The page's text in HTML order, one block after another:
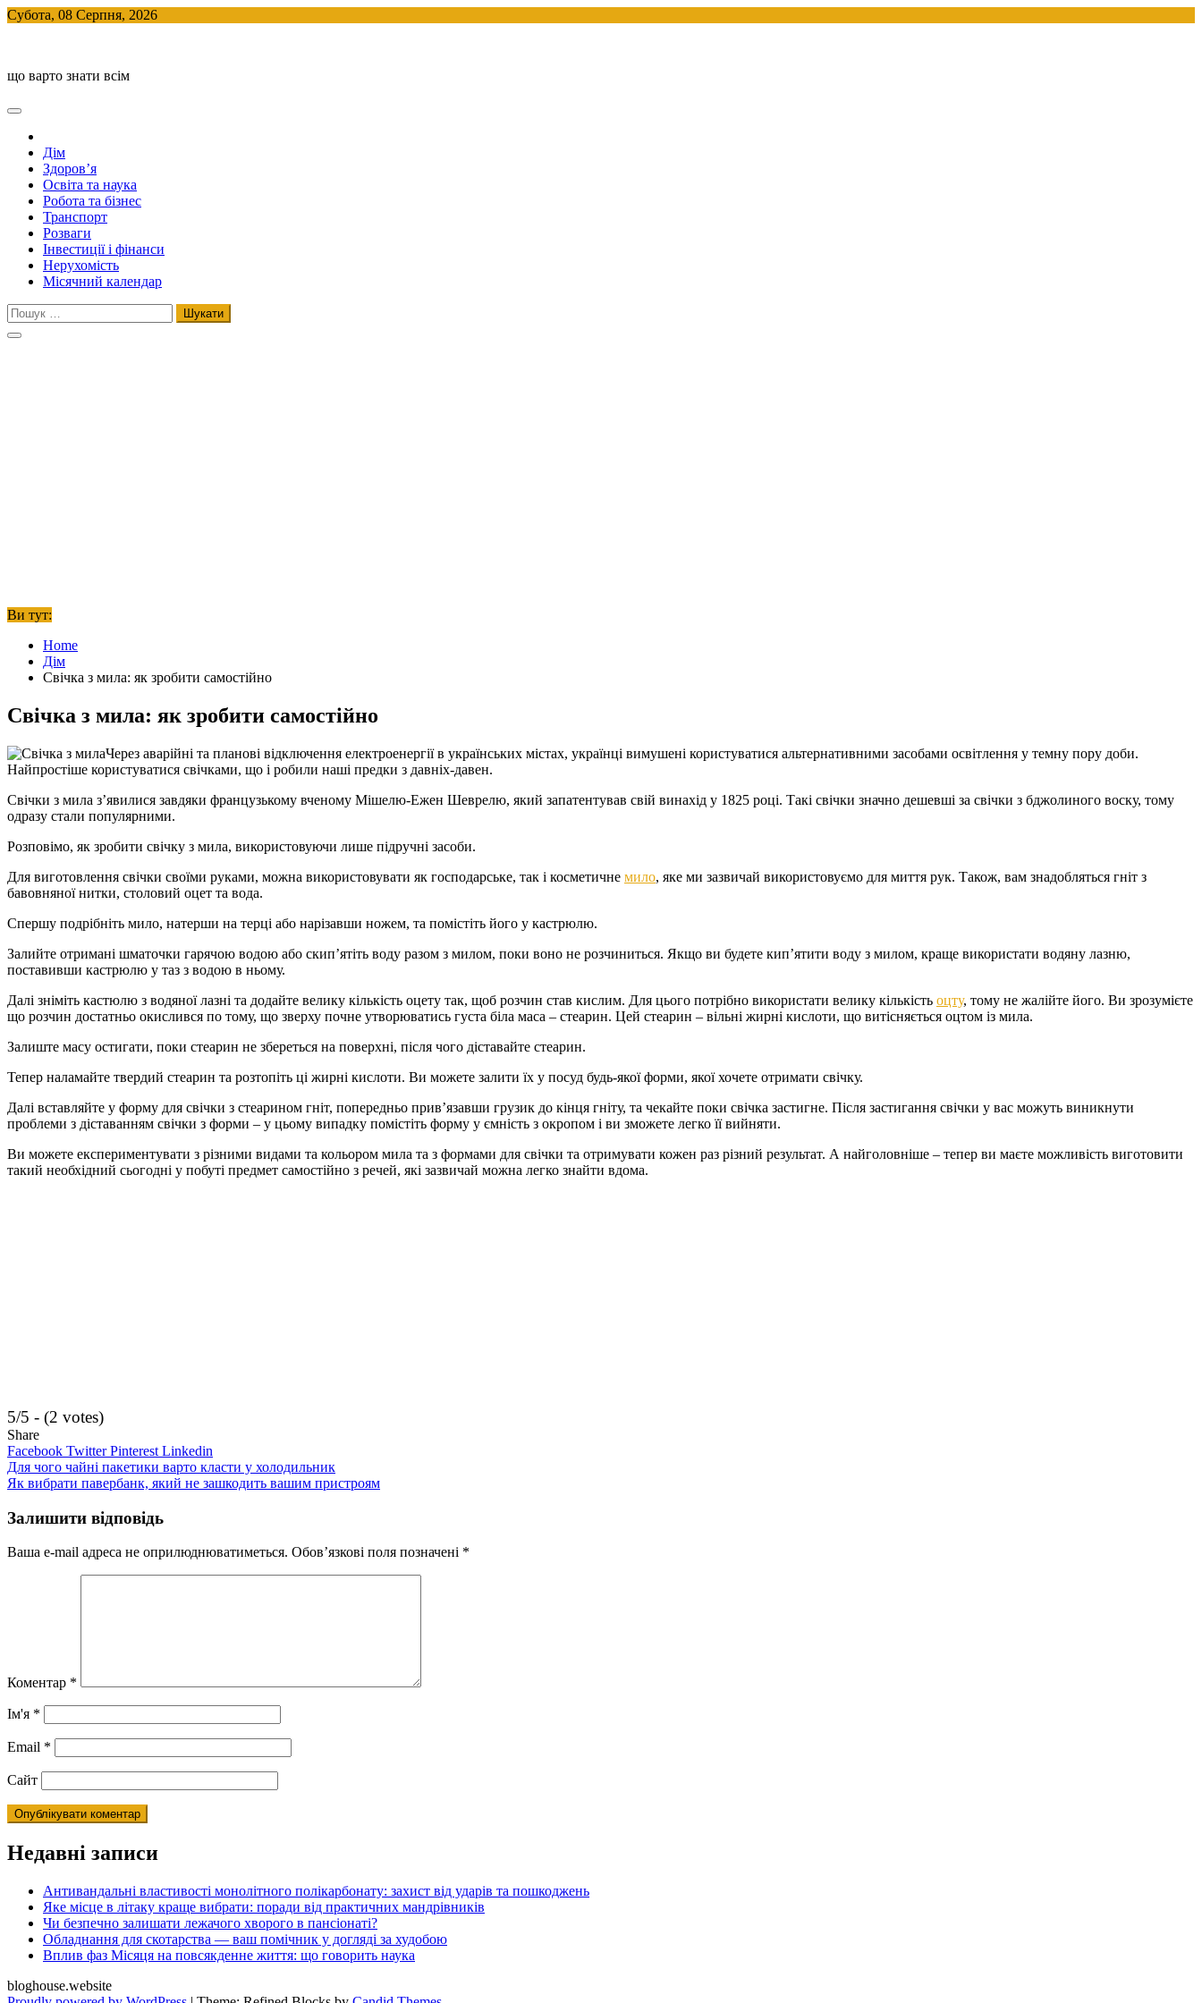
Skip
Субота, 08 Серпня, 2026
що варто знати всім
Дім
Здоров’я
Освіта та наука
Робота та бізнес
Транспорт
Розваги
Інвестиції і фінанси
Нерухомість
Місячний календар
Пошук:
Ви тут:
Home
Дім
Свічка з мила: як зробити самостійно
Свічка з мила: як зробити самостійно
Через аварійні та планові відключення електроенергії в українських містах, українці вимушені користуватися альтернативними засобами освітлення у темну пору доби.
Найпростіше користуватися свічками, що і робили наші предки з давніх-давен.
Свічки з мила з’явилися завдяки французькому вченому Мішелю-Ежен Шеврелю, який запатентував свій винахід у 1825 році. Такі свічки значно дешевші за свічки з бджолиного воску, тому
одразу стали популярними.
Розповімо, як зробити свічку з мила, використовуючи лише підручні засоби.
Для виготовлення свічки своїми руками, можна використовувати як господарське, так і косметичне мило, яке ми зазвичай використовуємо для миття рук. Також, вам знадобляться гніт з
бавовняної нитки, столовий оцет та вода.
Спершу подрібніть мило, натерши на терці або нарізавши ножем, та помістіть його у кастрюлю.
Залийте отримані шматочки гарячою водою або скип’ятіть воду разом з милом, поки воно не розчиниться. Якщо ви будете кип’ятити воду з милом, краще використати водяну лазню,
поставивши кастрюлю у таз з водою в ньому.
Далі зніміть кастюлю з водяної лазні та додайте велику кількість оцету так, щоб розчин став кислим. Для цього потрібно використати велику кількість оцту, тому не жалійте його. Ви зрозумієте
що розчин достатньо окислився по тому, що зверху почне утворюватись густа біла маса – стеарин. Цей стеарин – вільні жирні кислоти, що витісняється оцтом із мила.
Залиште масу остигати, поки стеарин не збереться на поверхні, після чого діставайте стеарин.
Тепер наламайте твердий стеарин та розтопіть ці жирні кислоти. Ви можете залити їх у посуд будь-якої форми, якої хочете отримати свічку.
Далі вставляйте у форму для свічки з стеарином гніт, попередньо прив’язавши грузик до кінця гніту, та чекайте поки свічка застигне. Після застигання свічки у вас можуть виникнути
проблеми з діставанням свічки з форми – у цьому випадку помістіть форму у ємність з окропом і ви зможете легко її вийняти.
Ви можете експериментувати з різними видами та кольором мила та з формами для свічки та отримувати кожен раз різний результат. А найголовніше – тепер ви маєте можливість виготовити
такий необхідний сьогодні у побуті предмет самостійно з речей, які зазвичай можна легко знайти вдома.
5/5 - (2 votes)
Share
Facebook TwitterPinterest Linkedin
Навігація
записів
Для чого чайні пакетики варто класти у холодильник
Як вибрати павербанк, який не зашкодить вашим пристроям
Залишити відповідь
Ваша e-mail адреса не оприлюднюватиметься. Обов’язкові поля позначені *
Коментар *
Ім'я *
Email *
Сайт
Недавні записи
Антивандальні властивості монолітного полікарбонату: захист від ударів та пошкоджень
Яке місце в літаку краще вибрати: поради від практичних мандрівників
Чи безпечно залишати лежачого хворого в пансіонаті?
Обладнання для скотарства — ваш помічник у догляді за худобою
Вплив фаз Місяця на повсякденне життя: що говорить наука
bloghouse.website